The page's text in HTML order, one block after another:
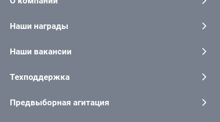
Наши награды
Наши вакансии
Техподдержка
Предвыборная агитация